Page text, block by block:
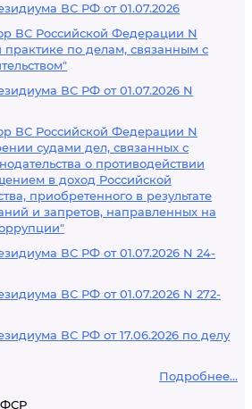
ВС РФ от 01.07.2026
ВС Российской Федерации N
практике по делам, связанным с
ВС РФ от 01.07.2026 N
ВС Российской Федерации N
судами дел, связанных с
о противодействии
в доход Российской
приобретенного в результате
и запретов, направленных на
ВС РФ от 01.07.2026 N 24-
ВС РФ от 01.07.2026 N 272-
ВС РФ от 17.06.2026 по делу
Подробнее...